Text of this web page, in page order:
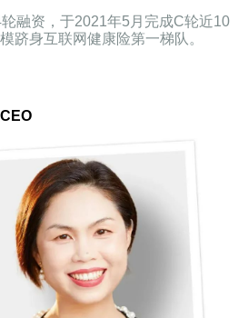
融资，于2021年5月完成C轮近10
跻身互联网健康险第一梯队。